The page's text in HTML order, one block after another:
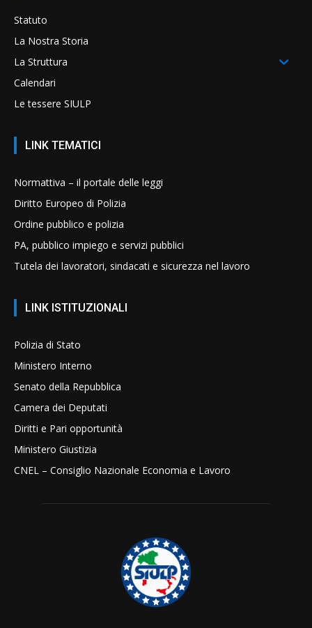
Statuto
La Nostra Storia
La Struttura
Calendari
Le tessere SIULP
LINK TEMATICI
Normattiva – il portale delle leggi
Diritto Europeo di Polizia
Ordine pubblico e polizia
PA, pubblico impiego e servizi pubblici
Tutela dei lavoratori, sindacati e sicurezza nel lavoro
LINK ISTITUZIONALI
Polizia di Stato
Ministero Interno
Senato della Repubblica
Camera dei Deputati
Diritti e Pari opportunità
Ministero Giustizia
CNEL – Consiglio Nazionale Economia e Lavoro